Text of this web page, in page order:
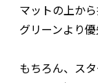
マットの上か
グリーンより
もちろん、ス